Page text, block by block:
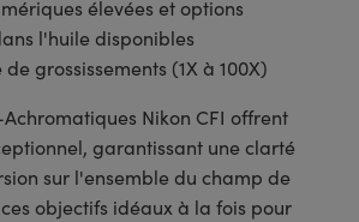
élevées et options
l'huile disponibles
grossissements (1X à 100X)
Nikon CFI offrent
garantissant une clarté
sur l'ensemble du champ de
objectifs idéaux à la fois pour